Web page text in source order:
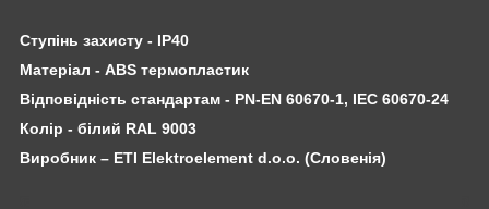
Ступінь захисту - IP40
Матеріал - ABS термопластик
Відповідність стандартам - PN-EN 60670-1, IEC 60670-24
Колір - білий RAL 9003
Виробник – ETI Elektroelement d.o.o. (Словенія)